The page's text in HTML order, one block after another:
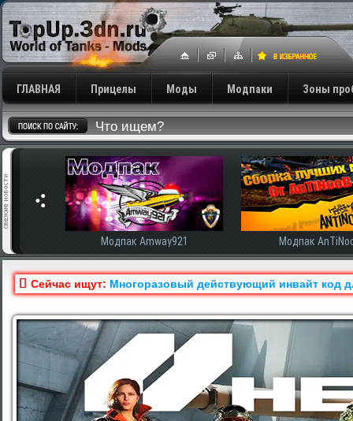
ГЛАВНАЯ Прицелы Моды Модпаки Зоны
Модпак Amway921 Модпак
Сейчас ищут: Многоразовый действующий инвайт код